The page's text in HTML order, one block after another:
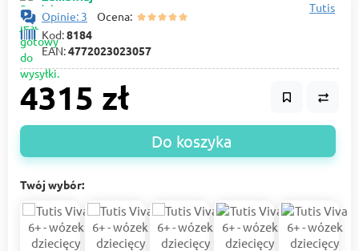
Opinie: 3 Ocena:
Kod:8184
EAN:4772023023057
Tutis
4315 zł
Do koszyka
Twój wybór: